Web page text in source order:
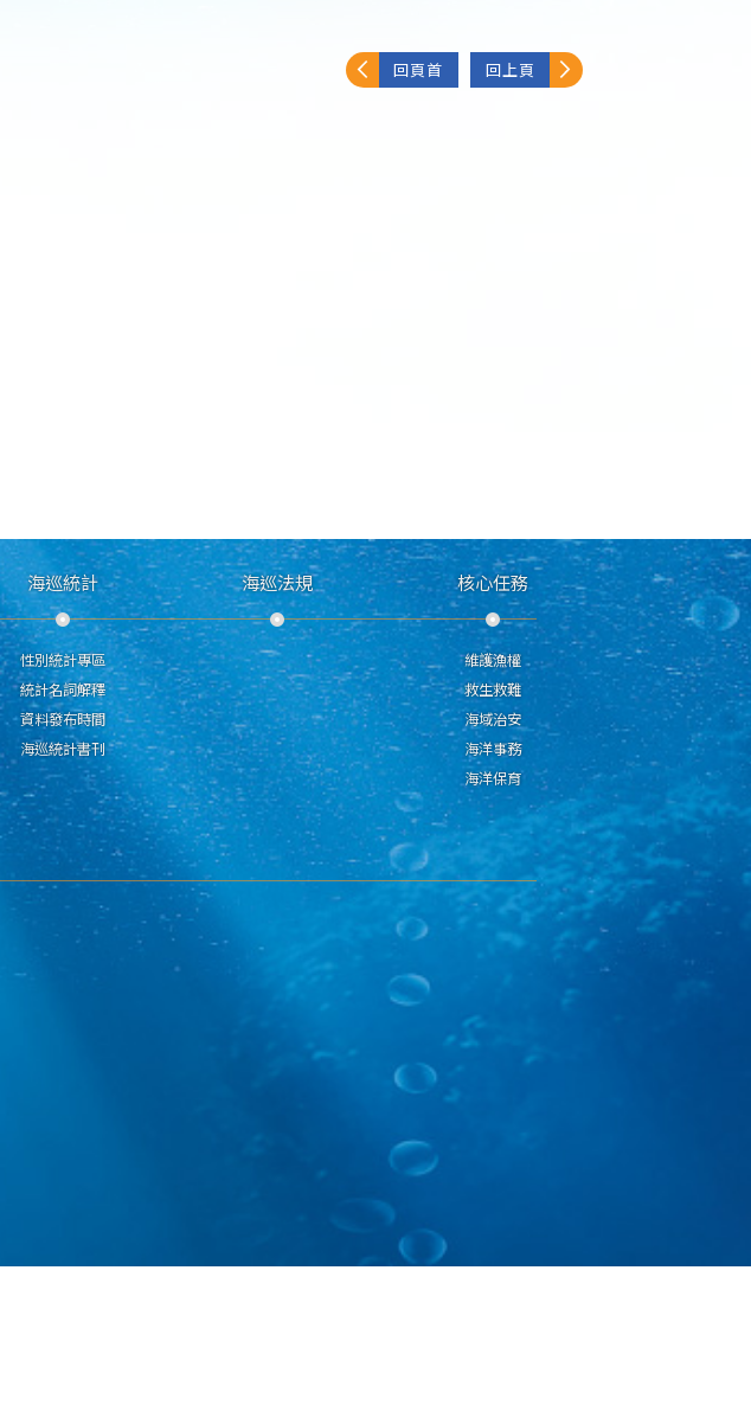
回頁首 回上頁
海巡統計
性別統計專區
統計名詞解釋
資料發布時間
海巡統計書刊
海巡法規 核心任務
維護漁權
救生救難
海域治安
海洋事務
海洋保育